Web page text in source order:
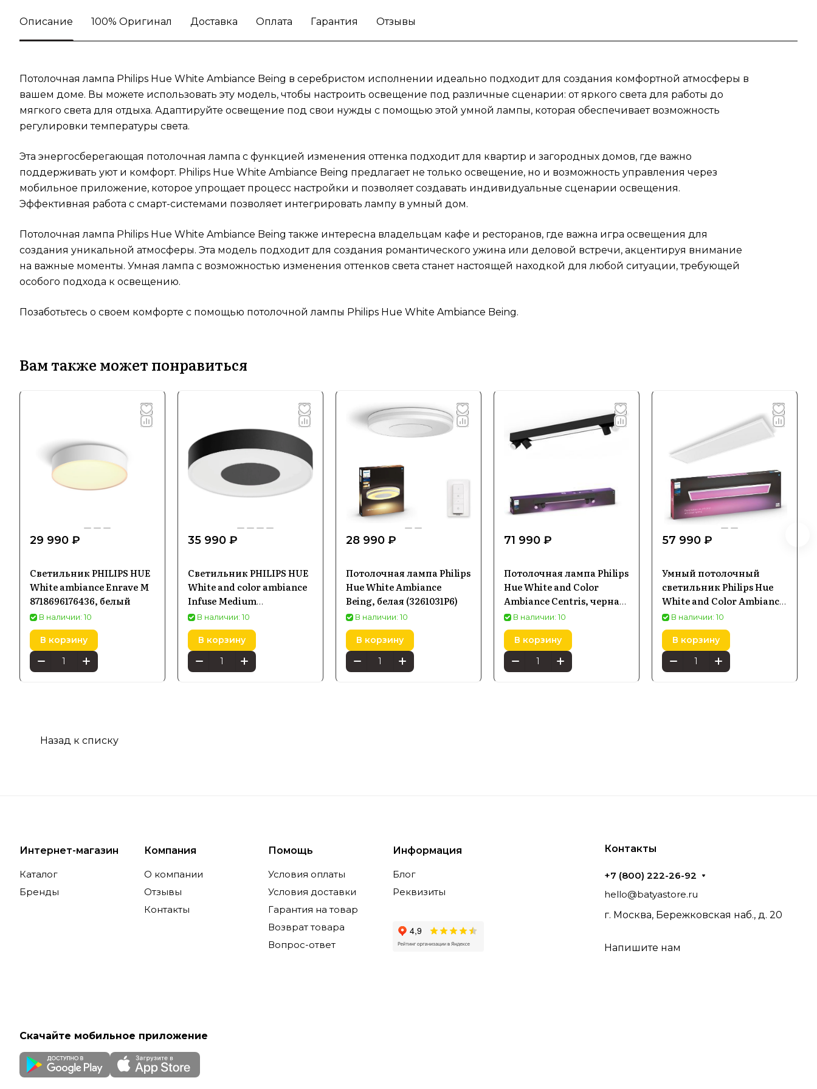
кафе и ресторанов, где важна игра освещения
для создания уникальной атмосферы. Эта
акцентируя внимание на важные моменты.
Умная лампа с возможностью изменения
оттенков света станет настоящей находкой для
помощью потолочной лампы Philips Hue White
Ambiance Being.
Описание 100% Оригинал Доставка Оплата Гарантия Отзывы
Потолочная лампа Philips Hue White Ambiance Being в серебристом исполнении идеально подходит для создания комфортной атмосферы в
вашем доме. Вы можете использовать эту модель, чтобы настроить освещение под различные сценарии: от яркого света для работы до
мягкого света для отдыха. Адаптируйте освещение под свои нужды с помощью этой умной лампы, которая обеспечивает возможность
регулировки температуры света.
Эта энергосберегающая потолочная лампа с функцией изменения оттенка подходит для квартир и загородных домов, где важно
поддерживать уют и комфорт. Philips Hue White Ambiance Being предлагает не только освещение, но и возможность управления через
мобильное приложение, которое упрощает процесс настройки и позволяет создавать индивидуальные сценарии освещения.
Эффективная работа с смарт-системами позволяет интегрировать лампу в умный дом.
Потолочная лампа Philips Hue White Ambiance Being также интересна владельцам кафе и ресторанов, где важна игра освещения для
создания уникальной атмосферы. Эта модель подходит для создания романтического ужина или деловой встречи, акцентируя внимание
на важные моменты. Умная лампа с возможностью изменения оттенков света станет настоящей находкой для любой ситуации, требующей
особого подхода к освещению.
Позаботьтесь о своем комфорте с помощью потолочной лампы Philips Hue White Ambiance Being.
Вам также может понравиться
29 990 ₽
Светильник PHILIPS HUE
White ambiance Enrave M
8718696176436, белый
В наличии: 10
В корзину
35 990 ₽
Светильник PHILIPS HUE
White and color ambiance
Infuse Medium
8718696176504
В наличии: 10
В корзину
28 990 ₽
Потолочная лампа Philips
Hue White Ambiance
Being, белая (3261031P6)
В наличии: 10
В корзину
71 990 ₽
Потолочная лампа Philips
Hue White and Color
Ambiance Centris, черная
(5060730P7)
В наличии: 10
В корзину
57 990 ₽
Умный потолочный
светильник Philips Hue
White and Color Ambiance
Surimu Rectangle Panel
30x120 см белый
(929002966501)
В наличии: 10
В корзину
Назад к списку
Интернет-магазин
Каталог
Бренды
Компания
О компании
Отзывы
Контакты
Помощь
Условия оплаты
Условия доставки
Гарантия на товар
Возврат товара
Вопрос-ответ
Информация
Блог
Реквизиты
Контакты
+7 (800) 222-26-92
hello@batyastore.ru
г. Москва, Бережковская наб., д. 20
Напишите нам
Скачайте мобильное приложение